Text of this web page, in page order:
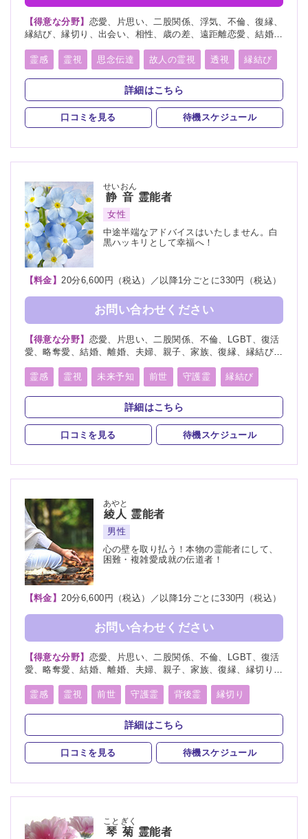
【得意な分野】 恋愛、片思い、二股関係、浮気、不倫、復縁、
縁結び、縁切り、出会い、相性、歳の差、遠距離恋愛、結婚、
路、学業、受験、仕事、就職、天職、転職、適職、経営、人間
関係、人生相談、健康、金運、引越し、開運、故人、生霊、相
手の気持ち、総合運、運勢、過去、未来、将来、心霊相談、心
霊写真、命名、改名、ペット、霊障、パラレルワールド、人探
し、物探し
霊感 霊視 思念伝達 故人の霊視 透視 縁結び
縁切り 未来予知 霊聴 霊査 霊眼 前世
後世 来世 神通力 死者霊の降霊 イタコ口寄せ
霊媒(憑依) オーラリーディング
写真供養 人形供養
詳細はこちら
口コミを見る 待機スケジュール
静音
せいおん
霊能者
女性
中途半端なアドバイスはいたしません。白
黒ハッキリとして幸福へ！
【料金】20分6,600円（税込）／以降1分ごとに330円（税込）
お問い合わせください
【得意な分野】 恋愛、片思い、二股関係、不倫、LGBT、復活
愛、略奪愛、結婚、離婚、夫婦、親子、家族、復縁、縁結び、
性、経営、転職、適職、進路、未来、育児、健康、金運、仕
事、引越し、開運、教育、過去、浮気、総合運、命名、改名
霊感 霊視 未来予知 前世 守護霊 縁結び
縁切り 浄霊 祈願 波動修正 チャクラ
スピリチュアルカウンセリング オーラリーディング
詳細はこちら
口コミを見る 待機スケジュール
綾人
あやと
霊能者
男性
心の壁を取り払う！本物の霊能者にして、
困難・複雑愛成就の伝道者！
【料金】20分6,600円（税込）／以降1分ごとに330円（税込）
お問い合わせください
【得意な分野】 恋愛、片思い、二股関係、不倫、LGBT、復活
愛、略奪愛、結婚、離婚、夫婦、親子、家族、復縁、縁切り、
職、進路、未来、育児、介護、健康、金運、仕事、引越し、開
運、教育、過去、浮気、総合運、運勢、心霊相談
霊感 霊視 前世 守護霊 背後霊 縁切り
除霊 波動修正 スピリチュアルカウンセリング
詳細はこちら
口コミを見る 待機スケジュール
琴菊
ことぎく
霊能者